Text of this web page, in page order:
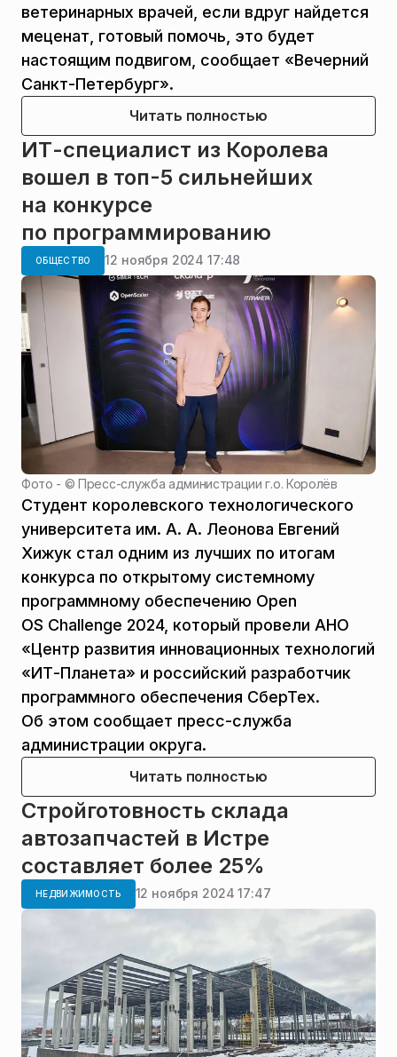
ветеринарных врачей, если вдруг найдется
меценат, готовый помочь, это будет
настоящим подвигом, сообщает «Вечерний
Санкт-Петербург».
Читать полностью
ИТ-специалист из Королева
вошел в топ-5 сильнейших
на конкурсе
по программированию
ОБЩЕСТВО 12 ноября 2024 17:48
Фото - ©Пресс-служба администрации г.о. Королёв
Студент королевского технологического
университета им. А. А. Леонова Евгений
Хижук стал одним из лучших по итогам
конкурса по открытому системному
программному обеспечению Open
OS Challenge 2024, который провели АНО
«Центр развития инновационных технологий
«ИТ-Планета» и российский разработчик
программного обеспечения СберТех.
Об этом сообщает пресс-служба
администрации округа.
Читать полностью
Стройготовность склада
автозапчастей в Истре
составляет более 25%
НЕДВИЖИМОСТЬ 12 ноября 2024 17:47